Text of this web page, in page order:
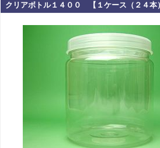
クリアボトル１４００ 【１ケース（２４本